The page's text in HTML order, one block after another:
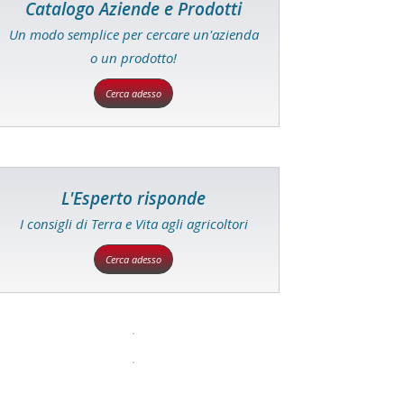
Catalogo Aziende e Prodotti
Un modo semplice per cercare un'azienda
o un prodotto!
Cerca adesso
L'Esperto risponde
I consigli di Terra e Vita agli agricoltori
Cerca adesso